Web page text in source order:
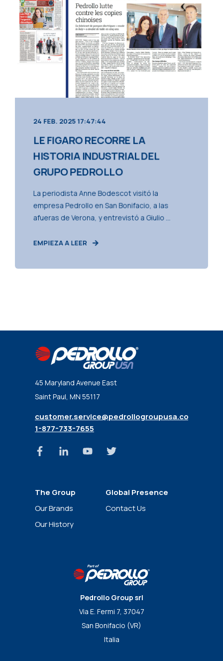
24 FEB. 2025 17:47:44
LE FIGARO RECORRE LA
HISTORIA INDUSTRIAL DEL
GRUPO PEDROLLO
La periodista Anne Bodescot visitó la
empresa Pedrollo en San Bonifacio, a las
afueras de Verona, y entrevistó a Giulio ...
EMPIEZA A LEER
45 Maryland Avenue East
Saint Paul, MN 55117
customer.service@pedrollogroupusa.com
1-877-733-7655
The Group
Our Brands
Our History
Global Presence
Contact Us
Pedrollo Group srl
Via E. Fermi 7, 37047
San Bonifacio (VR)
Italia